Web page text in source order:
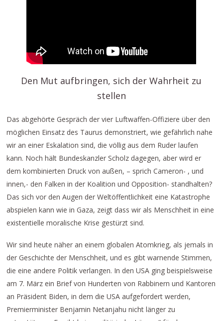
Den Mut aufbringen, sich der Wahrheit zu
stellen
Das abgehörte Gespräch der vier Luftwaffen-Offiziere über den
möglichen Einsatz des Taurus demonstriert, wie gefährlich nahe
wir an einer Eskalation sind, die völlig aus dem Ruder laufen
kann. Noch hält Bundeskanzler Scholz dagegen, aber wird er
dem kombinierten Druck von außen, – sprich Cameron- , und
innen,- den Falken in der Koalition und Opposition- standhalten?
Das sich vor den Augen der Weltöffentlichkeit eine Katastrophe
abspielen kann wie in Gaza, zeigt dass wir als Menschheit in eine
existentielle moralische Krise gestürzt sind.
Wir sind heute näher an einem globalen Atomkrieg, als jemals in
der Geschichte der Menschheit, und es gibt warnende Stimmen,
die eine andere Politik verlangen. In den USA ging beispielsweise
am 7. März ein Brief von Hunderten von Rabbinern und Kantoren
an Präsident Biden, in dem die USA aufgefordert werden,
Premierminister Benjamin Netanjahu nicht länger zu